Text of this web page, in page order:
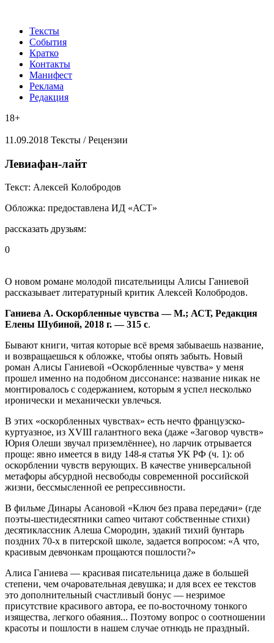
Тексты
События
Кратко
Контакты
Манифест
Реклама
Редакция
18+
11.09.2018 Тексты /Рецензии
​Левиафан-лайт
Текст: Алексей Колобродов
Обложка: предоставлена ИД «АСТ»
рассказать друзьям:
0
О новом романе молодой писательницы Алисы Ганиевой
рассказывает литературный критик Алексей Колобродов.
Ганиева А. Оскорбленные чувства — М.; АСТ, Редакция
Елены Шубиной, 2018 г. — 315 с.
Бывают книги, читая которые всё время забываешь название,
и возвращаешься к обложке, чтобы опять забыть. Новый
роман Алисы Ганиевой «Оскорбленные чувства» у меня
прошел именно на подобном диссонансе: название никак не
монтировалось с содержанием, которым я успел несколько
иронически и механически увлечься.
В этих «оскорбленных чувствах» есть нечто французско-
куртуазное, из XVIII галантного века (даже «Заговор чувств»
Юрия Олеши звучал приземлённее), но ларчик отрывается
проще: явно имеется в виду 148-я статья УК РФ (ч. 1): об
оскорблении чувств верующих. В качестве универсальной
метафоры абсурдной несвободы современной российской
жизни, бессмысленной ее репрессивности.
В фильме Динары Асановой «Ключ без права передачи» (где
поэты-шестидесятники cameo читают собственные стихи)
десятиклассник Алеша Смородин, эдакий тихий бунтарь
поздних 70-х в питерской школе, задается вопросом: «А что,
красивым девчонкам прощаются пошлости?»
Алиса Ганиева — красивая писательница даже в большей
степени, чем очаровательная девушка; и для всех ее текстов
это дополнительный счастливый бонус — незримое
присутствие красивого автора, ее по-восточному тонкого
изящества, легкого обаяния... Поэтому вопрос о соотношении
красоты и пошлости в нашем случае отнюдь не праздный.